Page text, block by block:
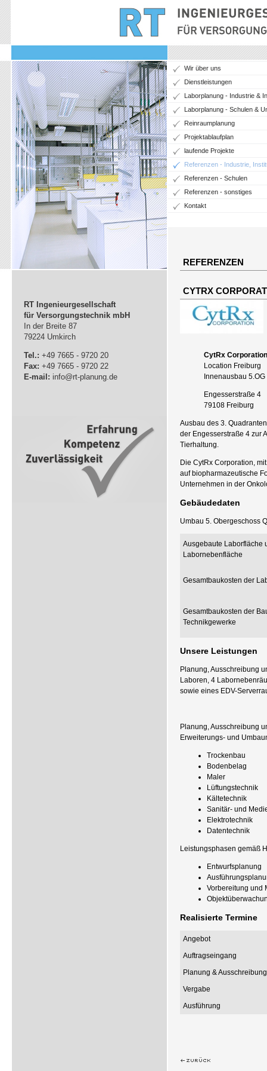
RT Ingenieurgesellschaft
für Versorgungstechnik mbH
In der Breite 87
79224 Umkirch
Tel.: +49 7665 - 9720 20
Fax: +49 7665 - 9720 22
E-mail: info@rt-planung.de
Wir über uns
Dienstleistungen
Laborplanung - Industrie &
Laborplanung - Schulen &
Reinraumplanung
Projektablaufplan
laufende Projekte
Referenzen - Industrie,
Referenzen - Schulen
Referenzen - sonstiges
Kontakt
REFERENZEN
CYTRX
CytRx Corporation
Location Freiburg
Innenausbau
Engesserstraße 4
79108 Freiburg
Ausbau des 3.
der Engesserstraße 4 zur
Tierhaltung.
Die CytRx Corporation,
auf biopharmazeutische
Unternehmen in der
Gebäudedaten
Umbau 5. Obergeschoss
Ausgebaute Laborfläche
Labornebenfläche
Gesamtbaukosten der
Gesamtbaukosten der
Technikgewerke
Unsere Leistungen
Planung, Ausschreibung
Laboren, 4
sowie eines EDV-
Planung, Ausschreibung
Erweiterungs- und
Trockenbau
Bodenbelag
Maler
Lüftungstechnik
Kältetechnik
Sanitär- und
Elektrotechnik
Datentechnik
Leistungsphasen gemäß
Entwurfsplanung
Vorbereitung und
Realisierte Termine
Angebot
Auftragseingang
Planung & Ausschreibung
Vergabe
Ausführung